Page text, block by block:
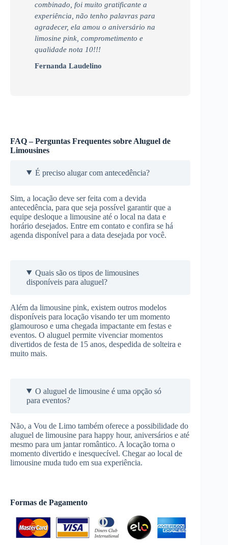
combinado, foi muito gratificante a
experiência, não tenho palavras para
agradecer, ela amou o aniversário na
limosine pink, comprometimento e
qualidade nota 10!!!
Fernanda Laudelino
FAQ – Perguntas Frequentes sobre Aluguel de
Limousines
É preciso alugar com antecedência?
Sim, a locação deve ser feita com a devida
antecedência, para que seja possível garantir que a
equipe desloque a limousine até o local na data e
horário desejados. Entre em contato e confira se há
agenda disponível para a data desejada por você.
Quais são os tipos de limousines
disponíveis para aluguel?
Além da limousine pink, existem outros modelos
disponíveis para locação visando ter um momento
glamouroso e uma chegada impactante em festas e
eventos. O aluguel permite vivenciar momentos
divertidos de festa de 15 anos, despedida de solteira e
muito mais.
O aluguel de limousine é uma opção só
para eventos?
Não, a Vou de Limo também oferece a possibilidade do
aluguel de limousine para happy hour, aniversários e até
mesmo para um jantar romântico. A locação torna o
momento divertido e inesquecível. Chegar ao local de
limousine muda tudo em sua experiência.
Formas de Pagamento